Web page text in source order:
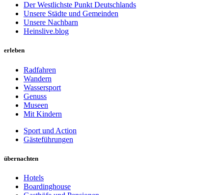
Der Westlichste Punkt Deutschlands
Unsere Städte und Gemeinden
Unsere Nachbarn
Heinslive.blog
erleben
Radfahren
Wandern
Wassersport
Genuss
Museen
Mit Kindern
Sport und Action
Gästeführungen
übernachten
Hotels
Boardinghouse